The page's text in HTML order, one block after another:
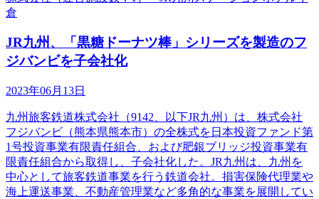
倉
JR九州、「黒糖ドーナツ棒」シリーズを製造のフ
ジバンビを子会社化
2023年06月13日
九州旅客鉄道株式会社（9142、以下JR九州）は、株式会社
フジバンビ（熊本県熊本市）の全株式を日本投資ファンド第
1号投資事業有限責任組合、および肥銀ブリッジ投資事業有
限責任組合から取得し、子会社化した。JR九州は、九州を
中心として旅客鉄道事業を行う鉄道会社。損害保険代理業や
海上運送事業、不動産管理業など多角的な事業を展開してい